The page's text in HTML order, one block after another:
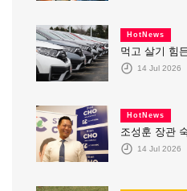
HotNews
먹고 살기 힘
14 Jul 2026
HotNews
조성훈 장관
14 Jul 2026